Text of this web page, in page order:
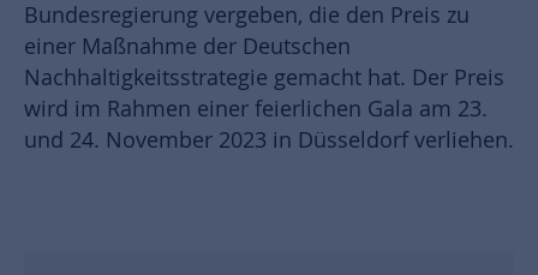
Bundesregierung vergeben, die den Preis zu
einer Maßnahme der Deutschen
Nachhaltigkeitsstrategie gemacht hat. Der Preis
wird im Rahmen einer feierlichen Gala am 23.
und 24. November 2023 in Düsseldorf verliehen.